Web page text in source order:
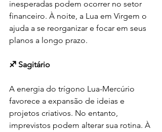
inesperadas podem ocorrer no setor
financeiro. À noite, a Lua em Virgem o
ajuda a se reorganizar e focar em seus
planos a longo prazo.
♐ Sagitário
A energia do trígono Lua-Mercúrio
favorece a expansão de ideias e
projetos criativos. No entanto,
imprevistos podem alterar sua rotina. À